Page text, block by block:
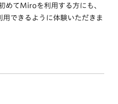
てMiroを利用する方にも、
できるように体験いただきま